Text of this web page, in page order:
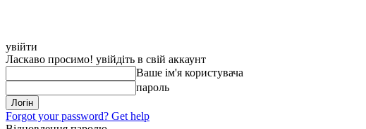
увійти
Ласкаво просимо! увійдіть в свій аккаунт
Ваше ім'я користувача
пароль
Forgot your password? Get help